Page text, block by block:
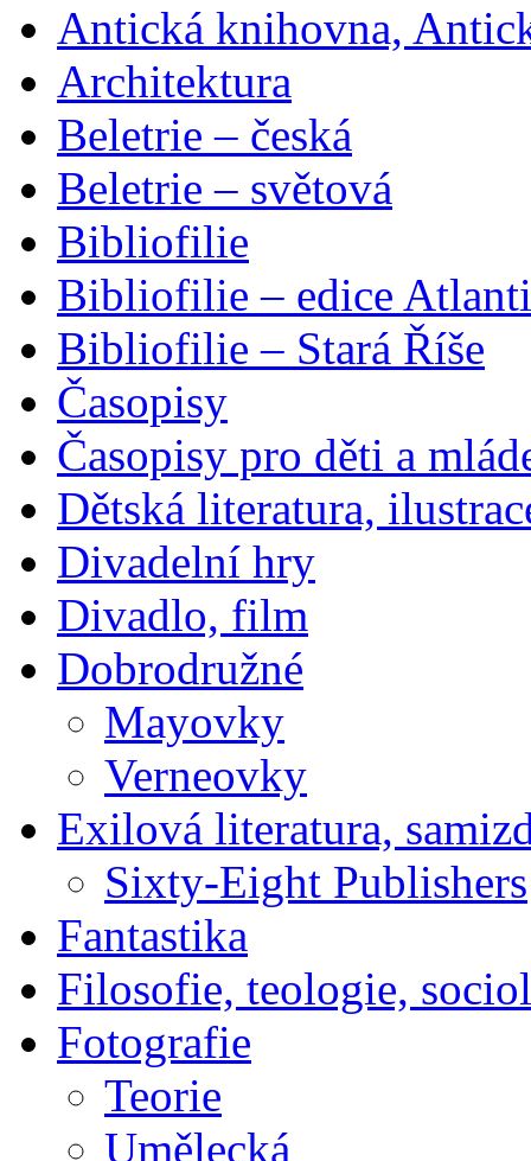
Antická knihovna,
Architektura
Beletrie – česká
Beletrie – světová
Bibliofilie
Bibliofilie – edice
Bibliofilie – Stará Říše
Časopisy
Časopisy pro děti a
Dětská literatura,
Divadelní hry
Divadlo, film
Dobrodružné
Mayovky
Verneovky
Exilová literatura,
Sixty-Eight Publishers
Fantastika
Filosofie, teologie,
Fotografie
Teorie
Umělecká